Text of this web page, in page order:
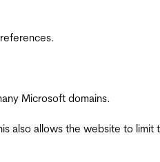
Microsoft domains.
also allows the website to